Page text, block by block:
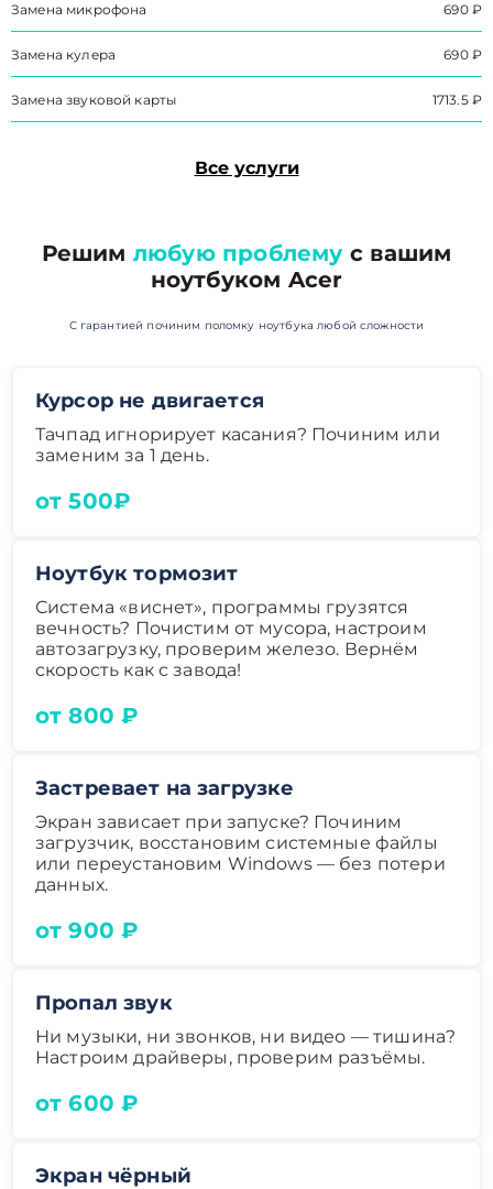
Замена микрофона 690 ₽
Замена кулера 690 ₽
Замена звуковой карты 1713.5 ₽
Все услуги
Решим любую проблему с вашим
ноутбуком Acer
С гарантией починим поломку ноутбука любой сложности
Курсор не двигается
Тачпад игнорирует касания? Починим или
заменим за 1 день.
от 500₽
Ноутбук тормозит
Система «виснет», программы грузятся
вечность? Почистим от мусора, настроим
автозагрузку, проверим железо. Вернём
скорость как с завода!
от 800 ₽
Застревает на загрузке
Экран зависает при запуске? Починим
загрузчик, восстановим системные файлы
или переустановим Windows — без потери
данных.
от 900 ₽
Пропал звук
Ни музыки, ни звонков, ни видео — тишина?
Настроим драйверы, проверим разъёмы.
от 600 ₽
Экран чёрный